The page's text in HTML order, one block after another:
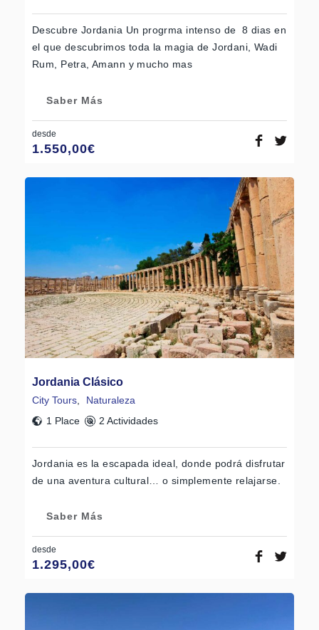
Descubre Jordania Un progrma intenso de 8 dias en
el que descubrimos toda la magia de Jordani, Wadi
Rum, Petra, Amann y mucho mas
Saber Más
desde
1.550,00€
Jordania Clásico
City Tours
Naturaleza
1 Place
2 Actividades
Jordania es la escapada ideal, donde podrá disfrutar
de una aventura cultural… o simplemente relajarse.
Saber Más
desde
1.295,00€